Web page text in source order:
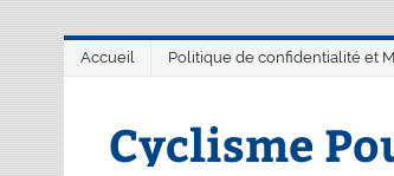
Accueil Politique de confidentialité et
Cyclisme